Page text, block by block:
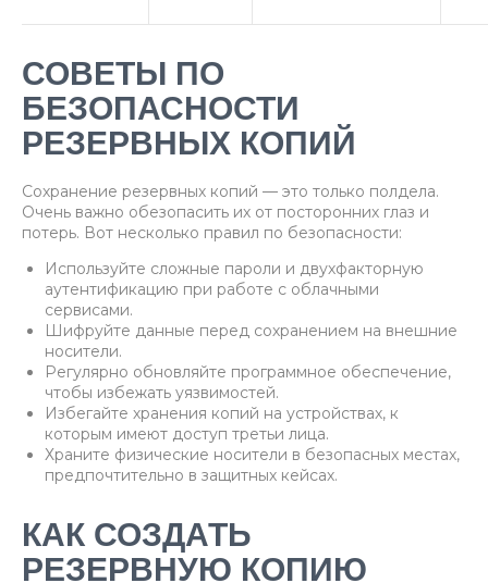
СОВЕТЫ ПО
БЕЗОПАСНОСТИ
РЕЗЕРВНЫХ КОПИЙ
Сохранение резервных копий — это только полдела.
Очень важно обезопасить их от посторонних глаз и
потерь. Вот несколько правил по безопасности:
Используйте сложные пароли и двухфакторную
аутентификацию при работе с облачными
сервисами.
Шифруйте данные перед сохранением на внешние
носители.
Регулярно обновляйте программное обеспечение,
чтобы избежать уязвимостей.
Избегайте хранения копий на устройствах, к
которым имеют доступ третьи лица.
Храните физические носители в безопасных местах,
предпочтительно в защитных кейсах.
КАК СОЗДАТЬ
РЕЗЕРВНУЮ КОПИЮ